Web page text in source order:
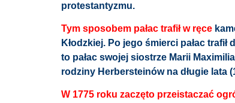
protestantyzmu.
Tym sposobem pałac trafił w ręce
Kłodzkiej. Po jego śmierci pałac
to pałac swojej siostrze Marii
rodziny Herbersteinów na długie lata
W 1775 roku zaczęto przeistaczać